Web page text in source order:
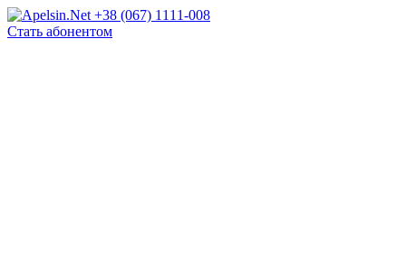
+38 (067) 1111-008
Стать абонентом